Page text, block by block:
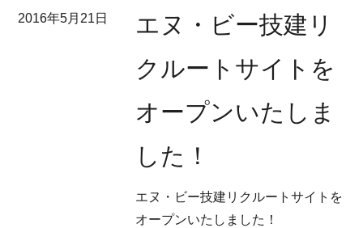
2016年5月21日
エヌ・ビー技建リ
クルートサイトを
オープンいたしま
した！
エヌ・ビー技建リクルートサイトを
オープンいたしました！
代表あいさつ
採用情報
エントリー